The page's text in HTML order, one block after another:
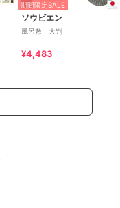
期間限定SALE
ソウビエン
風呂敷 大判
¥4,483